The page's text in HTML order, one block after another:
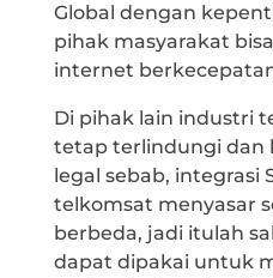
Global dengan
pihak masyarakat
internet
Di pihak lain industri
tetap terlindungi dan
legal sebab, integrasi
telkomsat menyasar
berbeda, jadi itulah
dapat dipakai untuk